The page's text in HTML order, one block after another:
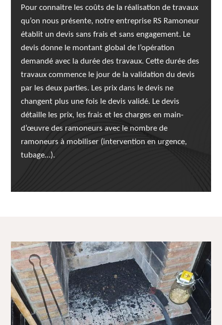
Pour connaitre les coûts de la réalisation de travaux
qu’on nous présente, notre entreprise RS Ramoneur
établit un devis sans frais et sans engagement. Le
devis donne le montant global de l’opération
demandé avec la durée des travaux. Cette durée des
travaux commence le jour de la validation du devis
par les deux parties. Les prix dans le devis ne
changent plus une fois le devis validé. Le devis
détaille les prix, les frais et les charges en main-
d’œuvre des ramoneurs avec le nombre de
ramoneurs à mobiliser (intervention en urgence,
tubage…).